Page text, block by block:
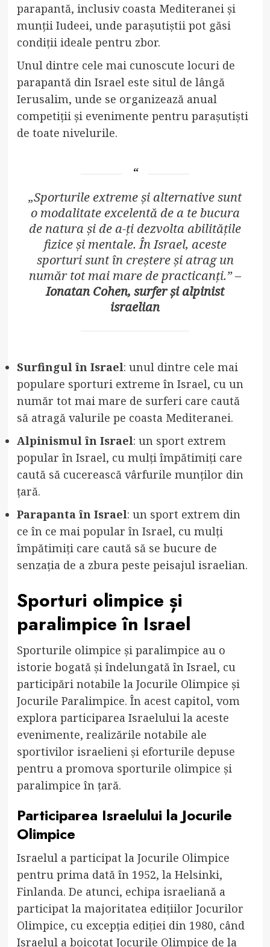
parapantă, inclusiv coasta Mediteranei și
munții Iudeei, unde parașutiștii pot găsi
condiții ideale pentru zbor.
Unul dintre cele mai cunoscute locuri de
parapantă din Israel este situl de lângă
Ierusalim, unde se organizează anual
competiții și evenimente pentru parașutiști
de toate nivelurile.
„Sporturile extreme și alternative sunt
o modalitate excelentă de a te bucura
de natura și de a-ți dezvolta abilitățile
fizice și mentale. În Israel, aceste
sporturi sunt în creștere și atrag un
număr tot mai mare de practicanți.” –
Ionatan Cohen, surfer și alpinist
israelian
Surfingul în Israel: unul dintre cele mai
populare sporturi extreme în Israel, cu un
număr tot mai mare de surferi care caută
să atragă valurile pe coasta Mediteranei.
Alpinismul în Israel: un sport extrem
popular în Israel, cu mulți împătimiți care
caută să cucerească vârfurile munților din
țară.
Parapanta în Israel: un sport extrem din
ce în ce mai popular în Israel, cu mulți
împătimiți care caută să se bucure de
senzația de a zbura peste peisajul israelian.
Sporturi olimpice și
paralimpice în Israel
Sporturile olimpice și paralimpice au o
istorie bogată și îndelungată în Israel, cu
participări notabile la Jocurile Olimpice și
Jocurile Paralimpice. În acest capitol, vom
explora participarea Israelului la aceste
evenimente, realizările notabile ale
sportivilor israelieni și eforturile depuse
pentru a promova sporturile olimpice și
paralimpice în țară.
Participarea Israelului la Jocurile
Olimpice
Israelul a participat la Jocurile Olimpice
pentru prima dată în 1952, la Helsinki,
Finlanda. De atunci, echipa israeliană a
participat la majoritatea edițiilor Jocurilor
Olimpice, cu excepția ediției din 1980, când
Israelul a boicotat Jocurile Olimpice de la